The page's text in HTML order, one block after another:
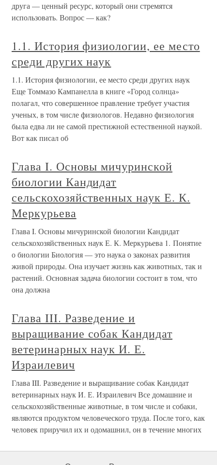
друга — ценный ресурс, который они стремятся
использовать. Вопрос — как?
1.1. История физиологии, ее место
среди других наук
1.1. История физиологии, ее место среди других наук
Еще Томмазо Кампанелла в книге «Город солнца»
полагал, что совершенное правление требует участия
ученых, в том числе физиологов. Недавно физиология
была едва ли не самой престижной естественной наукой.
Вот как писал об
Глава I. Основы мичуринской
биологии Кандидат
сельскохозяйственных наук Е. К.
Меркурьева
Глава I. Основы мичуринской биологии Кандидат
сельскохозяйственных наук Е. К. Меркурьева 1. Понятие
о биологии Биология — это наука о законах развития
живой природы. Она изучает жизнь как животных, так и
растений. Основная задача биологии состоит в том, что
она должна
Глава III. Разведение и
выращивание собак Кандидат
ветеринарных наук И. Е.
Израилевич
Глава III. Разведение и выращивание собак Кандидат
ветеринарных наук И. Е. Израилевич Все домашние и
сельскохозяйственные животные, в том числе и собаки,
являются продуктом человеческого труда. После того, как
человек приручил их и одомашнил, он в течение многих